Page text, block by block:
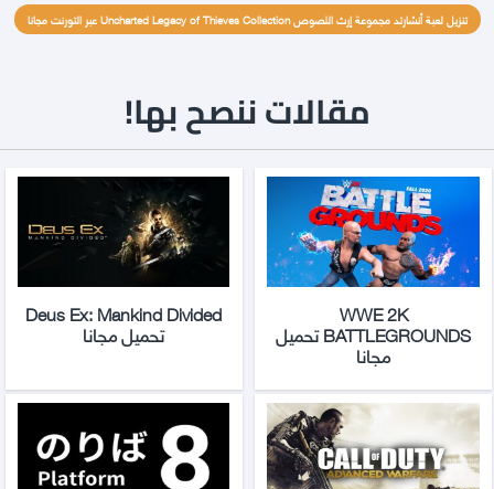
تنزيل لعبة أنشارتد مجموعة إرث اللصوص Uncharted Legacy of Thieves Collection عبر التورنت مجانا
مقالات ننصح بها!
WWE 2K
BATTLEGROUNDS تحميل
مجانا
Deus Ex: Mankind Divided
تحميل مجانا